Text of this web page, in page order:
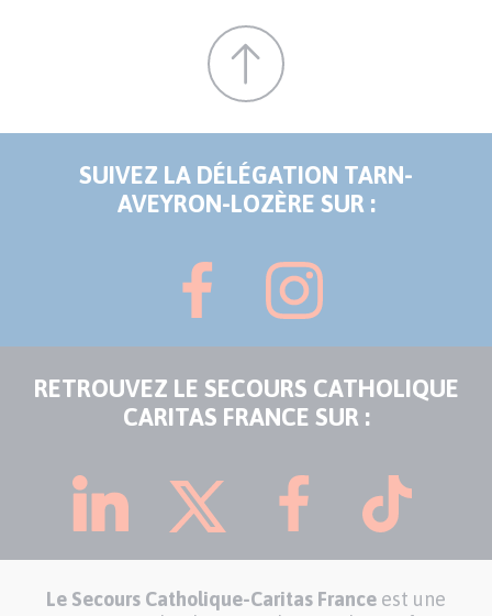
SUIVEZ LA DÉLÉGATION TARN-
AVEYRON-LOZÈRE SUR :
RETROUVEZ LE SECOURS CATHOLIQUE
CARITAS FRANCE SUR :
Le Secours Catholique-Caritas France est une